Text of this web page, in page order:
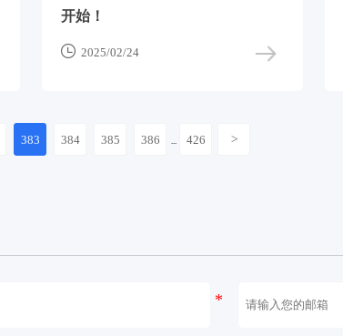
开始！
 2025/02/24
383 384 385 386 ... 426 >